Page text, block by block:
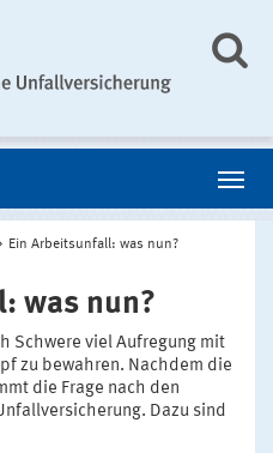
Ein Arbeitsunfall: was nun?
was nun?
Schwere viel Aufregung mit
zu bewahren. Nachdem die
die Frage nach den
Dazu sind